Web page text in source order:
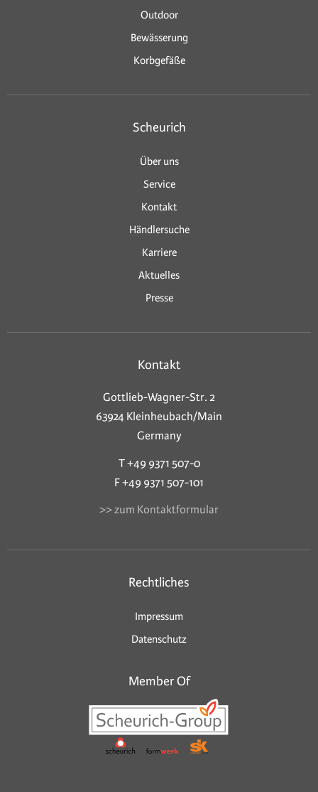
Outdoor
Bewässerung
Korbgefäße
Scheurich
Über uns
Service
Kontakt
Händlersuche
Karriere
Aktuelles
Presse
Kontakt
Gottlieb-Wagner-Str. 2
63924 Kleinheubach/Main
Germany
T +49 9371 507-0
F +49 9371 507-101
>> zum Kontaktformular
Rechtliches
Impressum
Datenschutz
Member Of